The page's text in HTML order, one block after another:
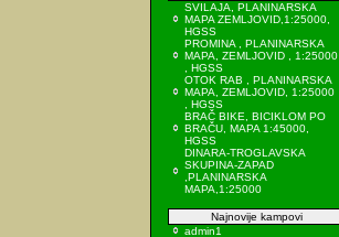
SVILAJA, PLANINARSKA
MAPA ZEMLJOVID,1:25000,
HGSS
PROMINA , PLANINARSKA
MAPA, ZEMLJOVID , 1:25000
, HGSS
OTOK RAB , PLANINARSKA
MAPA, ZEMLJOVID, 1:25000
, HGSS
BRAČ BIKE, BICIKLOM PO
BRAČU, MAPA 1:45000,
HGSS
DINARA-TROGLAVSKA
SKUPINA-ZAPAD
,PLANINARSKA
MAPA,1:25000
Najnovije kampovi
admin1